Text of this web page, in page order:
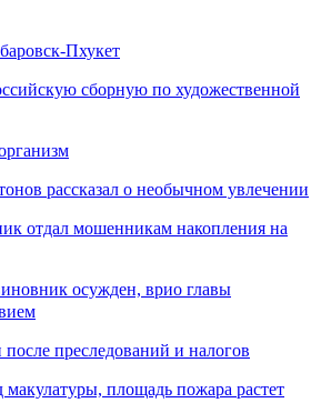
Пхукет
сборную по художественной
рассказал о необычном увлечении
отдал мошенникам накопления на
осужден, врио главы
преследований и налогов
макулатуры, площадь пожара растет